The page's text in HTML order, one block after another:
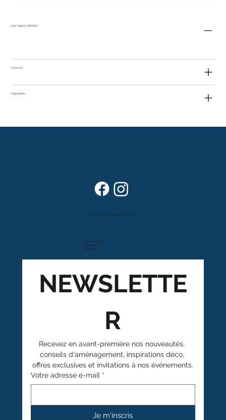
CLIP TABLE D'APPOINT
Fabricant
Disponibilité
Route cantonale 4
Case postale 157
1963 Vétroz
Dans vos foyers depuis plus de 80 ans
NEWSLETTE
R
Recevez en avant-première nos nouveautés,
conseils d'aménagement, inspirations déco,
offres exclusives et invitations à nos événements.
Votre adresse e-mail *
Je m'inscris